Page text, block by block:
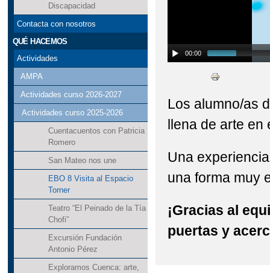
Discapacidad
Contacta con nosotros
QUÉ HACEMOS
Actividades
AMPA
Actividades curso 2026-2027
Actividades curso 2025-2026
Cuentacuentos con Patricia
Romero
San Mateo nos une
EBO 8 Visita al Espacio
Torner
Teatro “El Peinado de la Tía
Chofi”
Excursión Fundación
Antonio Pérez
Exploramos Cuenca: arte,
00:00
Los alumno/as
llena de arte en
Una
una forma muy
¡Gracias al
puertas y